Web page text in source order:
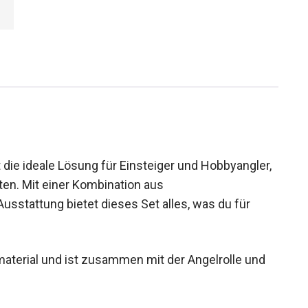
die ideale Lösung für Einsteiger und
möchten. Mit einer Kombination aus
bietet dieses Set alles, was du für
und ist zusammen mit der Angelrolle und